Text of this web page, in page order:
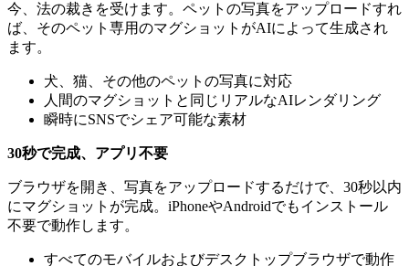
今、法の裁きを受けます。ペットの写真をアップロードすれ
ば、そのペット専用のマグショットがAIによって生成され
ます。
犬、猫、その他のペットの写真に対応
人間のマグショットと同じリアルなAIレンダリング
瞬時にSNSでシェア可能な素材
30秒で完成、アプリ不要
ブラウザを開き、写真をアップロードするだけで、30秒以内
にマグショットが完成。iPhoneやAndroidでもインストール
不要で動作します。
すべてのモバイルおよびデスクトップブラウザで動作